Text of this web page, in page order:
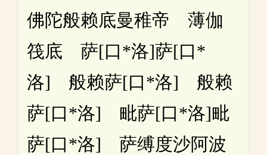
佛陀般赖底曼稚帝 薄伽
筏底 萨[口*洛]萨[口*
洛] 般赖萨[口*洛] 般赖
萨[口*洛] 毗萨[口*洛]毗
萨[口*洛] 萨缚度沙阿波